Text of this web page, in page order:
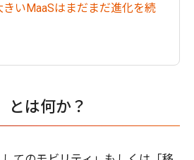
いMaaSはまだまだ進化を続
とは何か？